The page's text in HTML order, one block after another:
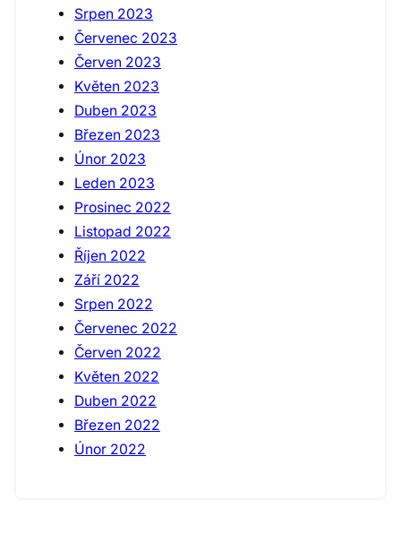
Srpen 2023
Červenec 2023
Červen 2023
Květen 2023
Duben 2023
Březen 2023
Únor 2023
Leden 2023
Prosinec 2022
Listopad 2022
Říjen 2022
Září 2022
Srpen 2022
Červenec 2022
Červen 2022
Květen 2022
Duben 2022
Březen 2022
Únor 2022